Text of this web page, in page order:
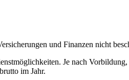
und Finanzen nicht
Je nach
im Jahr.